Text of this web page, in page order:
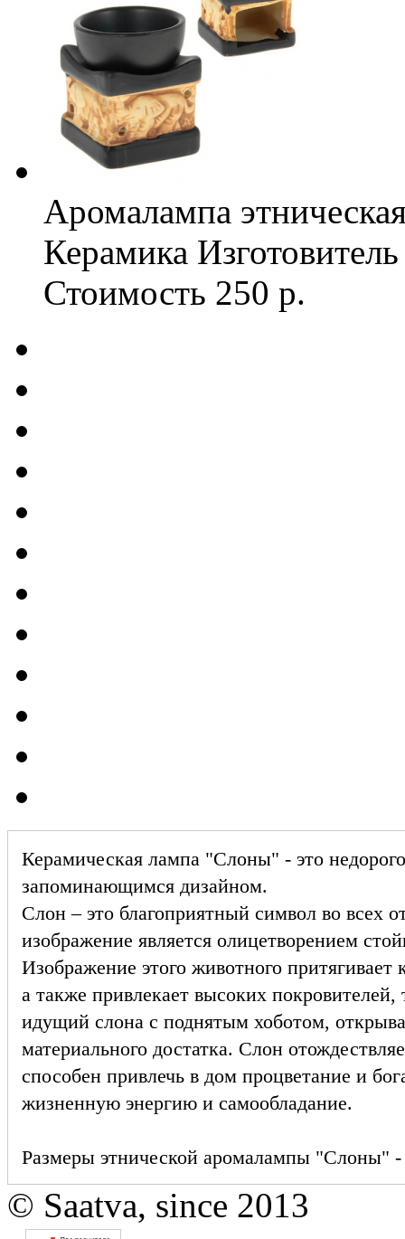
Аромалампа
Керамика Изготовитель
Стоимость 250 р.
Керамическая лампа "Слоны" - это
запоминающимся дизайном.
Слон – это благоприятный символ во всех
изображение является олицетворением
Изображение этого животного притягивает
а также привлекает высоких покровителей,
идущий слона с поднятым хоботом,
материального достатка. Слон
способен привлечь в дом процветание и
жизненную энергию и самообладание.
Размеры этнической аромалампы "Слоны"
© Saatva, since 2013